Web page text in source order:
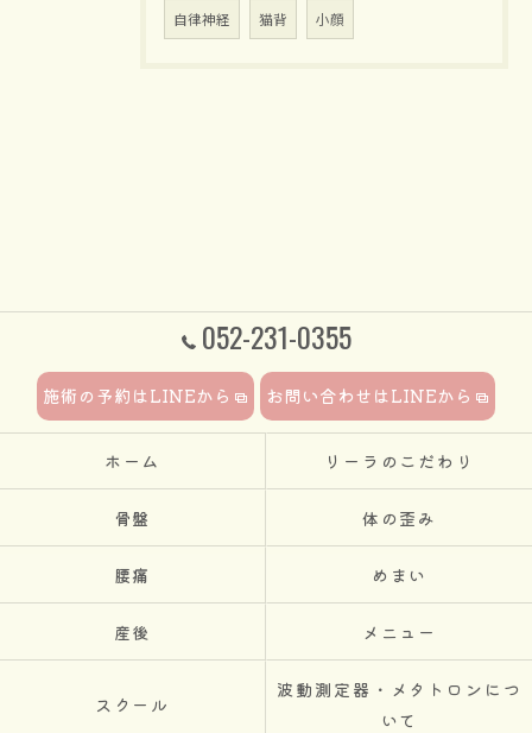
自律神経 猫背 小顔
052-231-0355
施術の予約はLINEから お問い合わせはLINEから
ホーム リーラのこだわり
骨盤 体の歪み
腰痛 めまい
産後 メニュー
スクール
波動測定器・メタトロンにつ
いて